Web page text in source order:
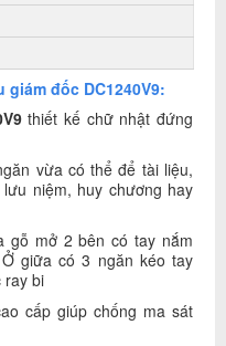
đốc DC1240V9:
thiết kế chữ nhật đứng
vừa có thể để tài liệu,
niệm, huy chương hay
gỗ mở 2 bên có tay nắm
giữa có 3 ngăn kéo tay
ray bi
cấp giúp chống ma sát